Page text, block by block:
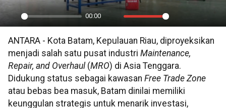
Play
00:00
Mute Settings
PIP
ANTARA - Kota Batam, Kepulauan Riau, diproyeksikan
menjadi salah satu pusat industri Maintenance,
Repair, and Overhaul (MRO) di Asia Tenggara.
Didukung status sebagai kawasan Free Trade Zone
atau bebas bea masuk, Batam dinilai memiliki
keunggulan strategis untuk menarik investasi,